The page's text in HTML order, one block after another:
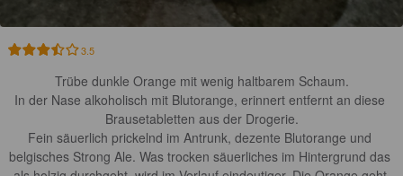
3.5
Trübe dunkle Orange mit wenig haltbarem Schaum.
In der Nase alkoholisch mit Blutorange, erinnert entfernt an diese
Brausetabletten aus der Drogerie.
Fein säuerlich prickelnd im Antrunk, dezente Blutorange und
belgisches Strong Ale. Was trocken säuerliches im Hintergrund das